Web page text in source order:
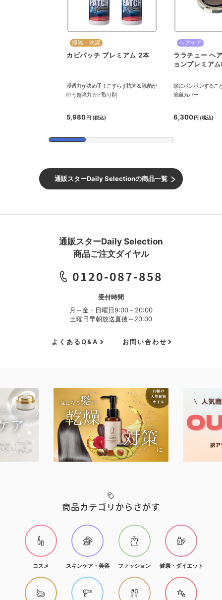
掃除・洗濯
カビパッチ プレミアム 2本
浸透力が決め手！こすらず抗菌＆除菌が
叶う超強力カビ取り剤
5,980円 (税込)
ヘアケア
ララチュー ヘ
ョンプレミア
頭にポンポンするこ
簡単カバー
6,300円 (税込)
通販スターDaily Selectionの商品一覧
通販スターDaily Selection
商品ご注文ダイヤル
0120-087-858
受付時間
月～金・日曜日9:00～20:00
土曜日早朝放送直後～20:00
よくあるQ&A お問い合わせ
商品カテゴリからさがす
コスメ スキンケア・美容 ファッション 健康・ダイエット